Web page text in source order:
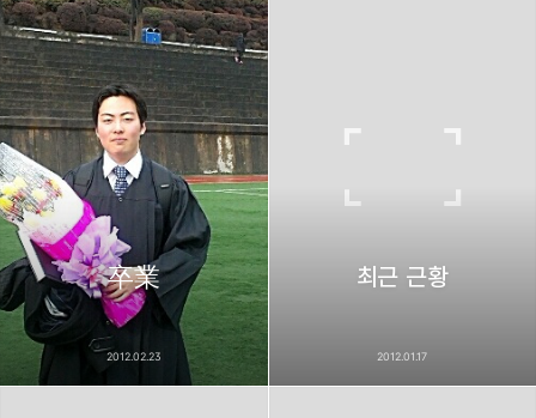
卒業
2012.02.23
최근 근황
2012.01.17